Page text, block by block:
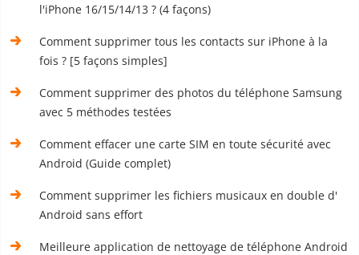
l'iPhone 16/15/14/13 ? (4 façons)
Comment supprimer tous les contacts sur iPhone à la
fois ? [5 façons simples]
Comment supprimer des photos du téléphone Samsung
avec 5 méthodes testées
Comment effacer une carte SIM en toute sécurité avec
Android (Guide complet)
Comment supprimer les fichiers musicaux en double d'
Android sans effort
Meilleure application de nettoyage de téléphone Android